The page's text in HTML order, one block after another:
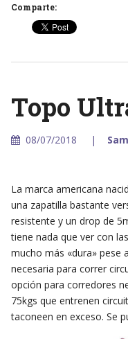
Comparte:
Topo
08/07/2018
La marca americana
una zapatilla bastante
resistente y un drop de
tiene nada que ver con las
mucho más «dura» pese
necesaria para correr
opción para corredores
75kgs que entrenen
taconeen en exceso. Se